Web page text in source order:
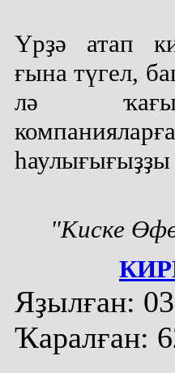
Үрҙә атап
ғына түгел,
лә
һаулығығыҙҙы
"Киске
Яҙылған:
Ҡаралған: